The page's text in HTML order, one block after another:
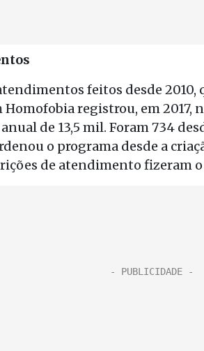
feitos desde 2010,
Homofobia registrou, em
de 13,5 mil. Foram 734
o programa desde a
de atendimento fizeram